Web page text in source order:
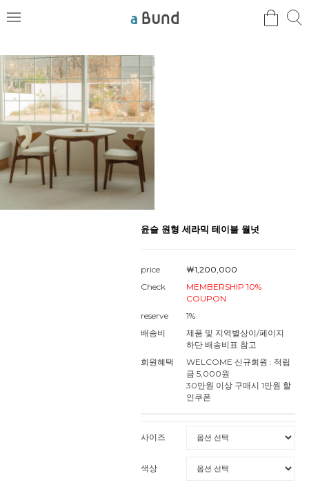
메
검
윤슬 원형 세라믹 테이블 월넛
price
￦1,200,000
Check
MEMBERSHIP 10%
COUPON
reserve
1%
배송비
제품 및 지역별상이/페이지
하단 배송비표 참고
회원혜택
WELCOME 신규회원 : 적립
금 5,000원
30만원 이상 구매시 1만원 할
인쿠폰
사이즈
색상